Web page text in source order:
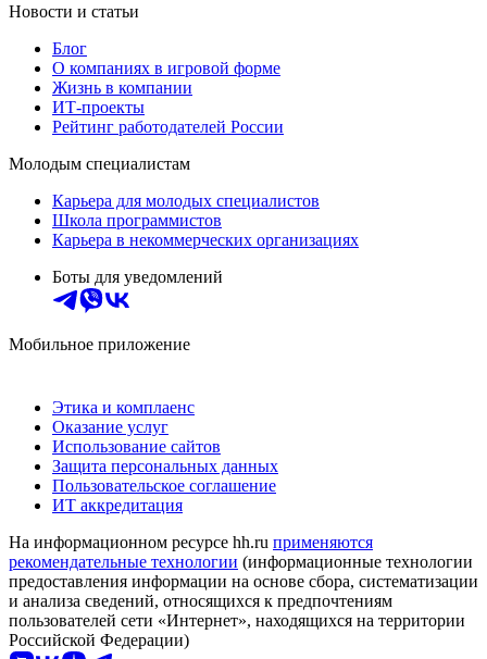
Новости и статьи
Блог
О компаниях в игровой форме
Жизнь в компании
ИТ-проекты
Рейтинг работодателей России
Молодым специалистам
Карьера для молодых специалистов
Школа программистов
Карьера в некоммерческих организациях
Боты для уведомлений
Мобильное приложение
Этика и комплаенс
Оказание услуг
Использование сайтов
Защита персональных данных
Пользовательское соглашение
ИТ аккредитация
На информационном ресурсе hh.ru применяются
рекомендательные технологии (информационные технологии
предоставления информации на основе сбора, систематизации
и анализа сведений, относящихся к предпочтениям
пользователей сети «Интернет», находящихся на территории
Российской Федерации)